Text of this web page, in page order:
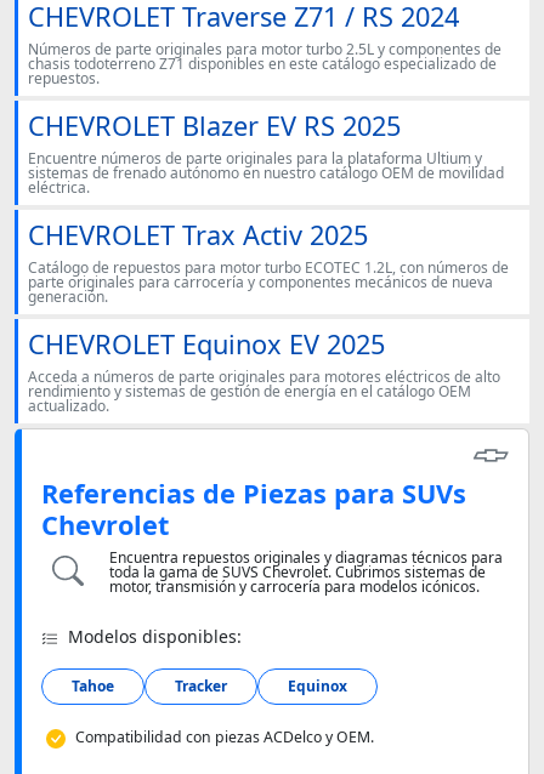
CHEVROLET Traverse Z71 / RS 2024
Números de parte originales para motor turbo 2.5L y componentes de
chasis todoterreno Z71 disponibles en este catálogo especializado de
repuestos.
CHEVROLET Blazer EV RS 2025
Encuentre números de parte originales para la plataforma Ultium y
sistemas de frenado autónomo en nuestro catálogo OEM de movilidad
eléctrica.
CHEVROLET Trax Activ 2025
Catálogo de repuestos para motor turbo ECOTEC 1.2L, con números de
parte originales para carrocería y componentes mecánicos de nueva
generación.
CHEVROLET Equinox EV 2025
Acceda a números de parte originales para motores eléctricos de alto
rendimiento y sistemas de gestión de energía en el catálogo OEM
actualizado.
Referencias de Piezas para SUVs
Chevrolet
Encuentra repuestos originales y diagramas técnicos para
toda la gama de SUVS Chevrolet. Cubrimos sistemas de
motor, transmisión y carrocería para modelos icónicos.
Modelos disponibles:
Tahoe Tracker Equinox
Compatibilidad con piezas ACDelco y OEM.